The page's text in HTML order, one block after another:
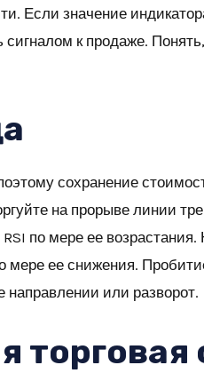
Если значение
к продаже.
сохранение
на прорыве линии
по мере ее
мере ее снижения.
или разворот.
торговая